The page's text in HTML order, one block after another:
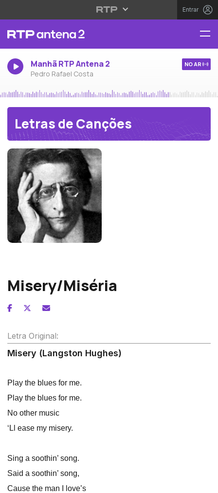
Entrar
Manhã RTP Antena 2
Pedro Rafael Costa
NO AR
Letras de Canções
Misery/Miséria
Letra Original:
Misery (Langston Hughes)
Play the blues for me.
Play the blues for me.
No other music
‘Ll ease my misery.
Sing a soothin’ song.
Said a soothin’ song,
Cause the man I love’s